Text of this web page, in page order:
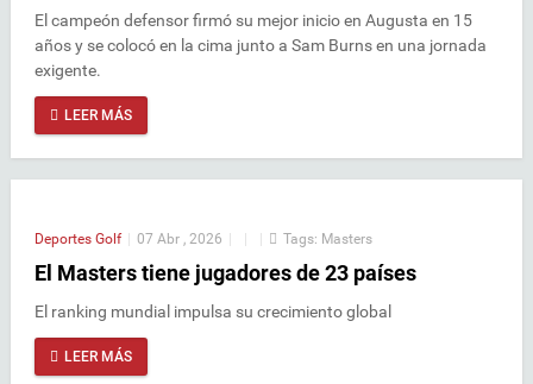
El campeón defensor firmó su mejor inicio en Augusta en 15
años y se colocó en la cima junto a Sam Burns en una jornada
exigente.
LEER MÁS
Deportes Golf | 07 Abr , 2026 | | | Tags: Masters
El Masters tiene jugadores de 23 países
El ranking mundial impulsa su crecimiento global
LEER MÁS